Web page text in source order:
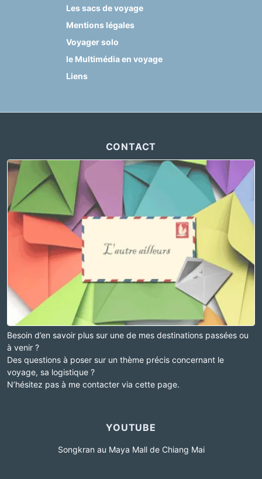
Les sacs de voyage
Mentions légales
Voyager solo
le Multimédia en voyage
Liens
CONTACT
Besoin d’en savoir plus sur une de mes destinations passées ou
à venir ?
Des questions à poser sur un thème précis concernant le
voyage, sa logistique ?
N’hésitez pas à me contacter via cette page.
YOUTUBE
Songkran au Maya Mall de Chiang Mai